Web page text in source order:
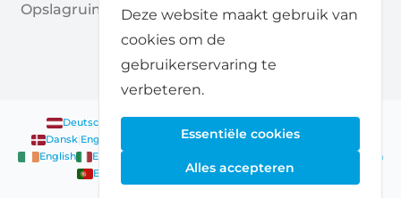
Deze website maakt gebruik van
cookies om de
gebruikerservaring te
verbeteren.
Essentiële cookies
Alles accepteren
Opslagruimte Gidsen
Deutsch English
Dansk English Français|English Deutsch
English
English
English
English
Español|English Svenska|English